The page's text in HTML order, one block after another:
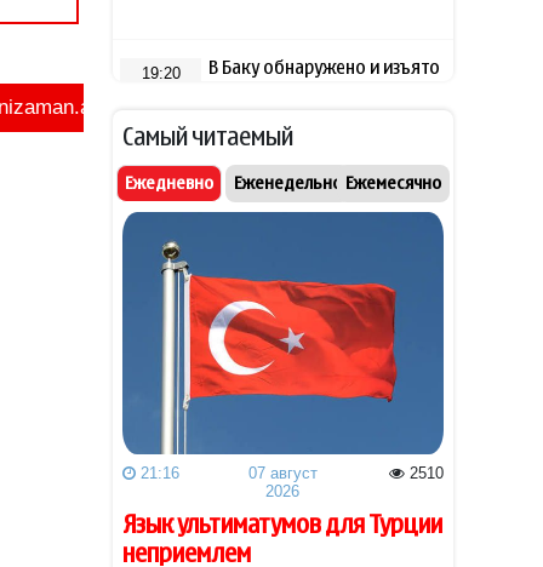
19:20
В Баку обнаружено и изъято
Уиткофф: Южный Кавказ
стал безопаснее,
благополучнее и
стабильнее
19:08
Рубио: США выделили $201
млн на стимулирование
частных инвестиций в
Закавказье
Пашинян и Трамп обсудили
Анна Седокова
отреагировала на статус
"черной вдовы"
Самый читаемый
Ежедневно Еженедельно Ежемесячно
21:16
07 август
2026
2510
Язык ультиматумов для Турции
неприемлем